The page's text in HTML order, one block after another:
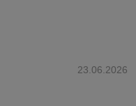
23.06.2026